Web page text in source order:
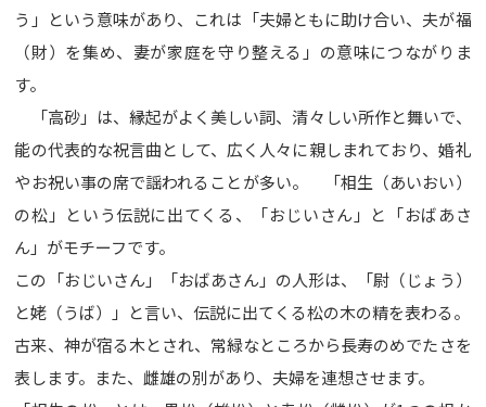
う」という意味があり、これは「夫婦ともに助け合い、夫が福
（財）を集め、妻が家庭を守り整える」の意味につながりま
す。
「高砂」は、縁起がよく美しい詞、清々しい所作と舞いで、
能の代表的な祝言曲として、広く人々に親しまれており、婚礼
やお祝い事の席で謡われることが多い。 「相生（あいおい）
の松」という伝説に出てくる、「おじいさん」と「おばあさ
ん」がモチーフです。
この「おじいさん」「おばあさん」の人形は、「尉（じょう）
と姥（うば）」と言い、伝説に出てくる松の木の精を表わる。
古来、神が宿る木とされ、常緑なところから長寿のめでたさを
表します。また、雌雄の別があり、夫婦を連想させます。